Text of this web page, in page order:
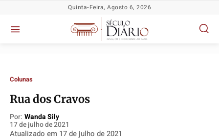
Política
Política
Política
Política
Quinta-Feira, Agosto 6, 2026
Colunas
Rua dos Cravos
Por: Wanda Sily
17 de julho de 2021
Atualizado em 17 de julho de 2021